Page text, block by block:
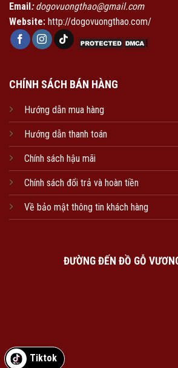
Email :dogovuongthao@gmail.com
Website: http://dogovuongthao.com/
CHÍNH SÁCH BÁN HÀNG
Hướng dẫn mua hàng
Hướng dẫn thanh toán
Chính sách hậu mãi
Chính sách đổi trả và hoàn tiền
Về bảo mật thông tin khách hàng
ĐƯỜNG ĐẾN ĐỒ GỖ
Tiktok